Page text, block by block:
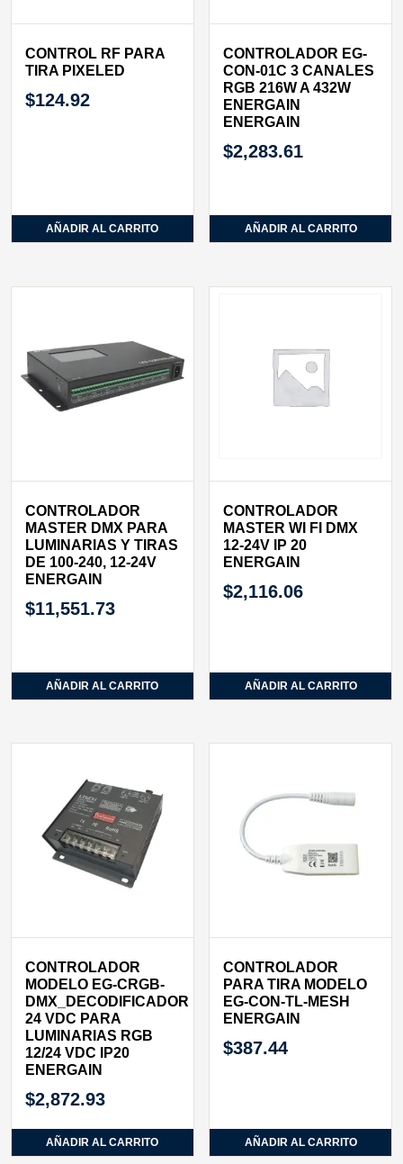
CONTROL RF PARA
TIRA PIXELED
$124.92
AÑADIR AL CARRITO
CONTROLADOR EG-
CON-01C 3 CANALES
RGB 216W A 432W
ENERGAIN
ENERGAIN
$2,283.61
AÑADIR AL CARRITO
CONTROLADOR
MASTER DMX PARA
LUMINARIAS Y TIRAS
DE 100-240, 12-24V
ENERGAIN
$11,551.73
AÑADIR AL CARRITO
CONTROLADOR
MASTER WI FI DMX
12-24V IP 20
ENERGAIN
$2,116.06
AÑADIR AL CARRITO
CONTROLADOR
MODELO EG-CRGB-
DMX_DECODIFICADOR
24 VDC PARA
LUMINARIAS RGB
12/24 VDC IP20
ENERGAIN
$2,872.93
AÑADIR AL CARRITO
CONTROLADOR
PARA TIRA MODELO
EG-CON-TL-MESH
ENERGAIN
$387.44
AÑADIR AL CARRITO